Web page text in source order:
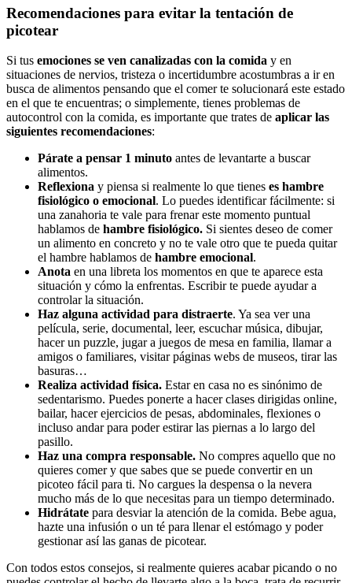
Recomendaciones para evitar la tentación de
picotear
Si tus emociones se ven canalizadas con la comida y en
situaciones de nervios, tristeza o incertidumbre acostumbras a ir en
busca de alimentos pensando que el comer te solucionará este estado
en el que te encuentras; o simplemente, tienes problemas de
autocontrol con la comida, es importante que trates de aplicar las
siguientes recomendaciones:
Párate a pensar 1 minuto antes de levantarte a buscar
alimentos.
Reflexiona y piensa si realmente lo que tienes es hambre
fisiológico o emocional. Lo puedes identificar fácilmente: si
una zanahoria te vale para frenar este momento puntual
hablamos de hambre fisiológico. Si sientes deseo de comer
un alimento en concreto y no te vale otro que te pueda quitar
el hambre hablamos de hambre emocional.
Anota en una libreta los momentos en que te aparece esta
situación y cómo la enfrentas. Escribir te puede ayudar a
controlar la situación.
Haz alguna actividad para distraerte. Ya sea ver una
película, serie, documental, leer, escuchar música, dibujar,
hacer un puzzle, jugar a juegos de mesa en familia, llamar a
amigos o familiares, visitar páginas webs de museos, tirar las
basuras…
Realiza actividad física. Estar en casa no es sinónimo de
sedentarismo. Puedes ponerte a hacer clases dirigidas online,
bailar, hacer ejercicios de pesas, abdominales, flexiones o
incluso andar para poder estirar las piernas a lo largo del
pasillo.
Haz una compra responsable. No compres aquello que no
quieres comer y que sabes que se puede convertir en un
picoteo fácil para ti. No cargues la despensa o la nevera
mucho más de lo que necesitas para un tiempo determinado.
Hidrátate para desviar la atención de la comida. Bebe agua,
hazte una infusión o un té para llenar el estómago y poder
gestionar así las ganas de picotear.
Con todos estos consejos, si realmente quieres acabar picando o no